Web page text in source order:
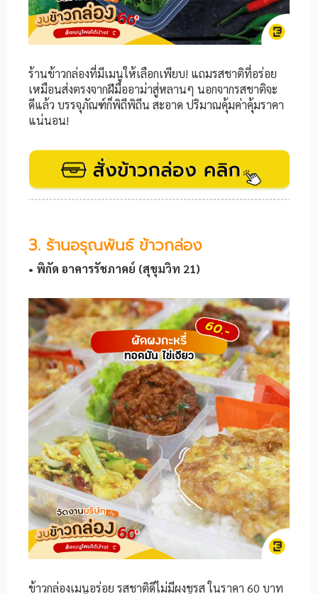
ร้านข้าวกล่องที่มีเมนูให้เลือกเพียบ! แถมรสชาติที่อร่อย
เหมือนส่งตรงจากฝีมืออาม่าสู่หลานๆ นอกจากรสชาติจะ
ดีแล้ว บรรจุภัณฑ์ก็พิถีพิถีน สะอาด ปริมาณคุ้มค่าคุ้มราคา
แน่นอน!
3. ร้านอรุณพันธ์ ข้าวกล่อง
• พิกัด อาคารรัชภาคย์ (สุขุมวิท 21)
ข้าวกล่องเมนูอร่อย รสชาติดีไม่มีผงชูรส ในราคา 60 บาท